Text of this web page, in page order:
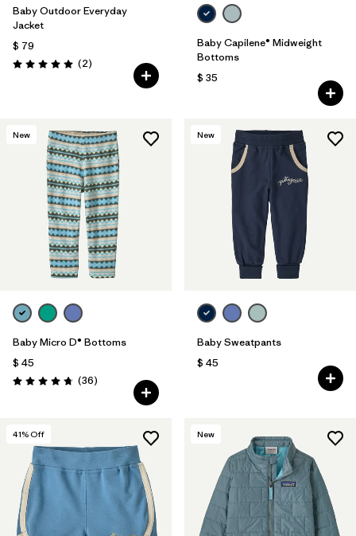
Baby Outdoor Everyday
Jacket
$ 79
Valoración: 5.0 / 5
(2Comentarios
)
Baby Capilene® Midweight
Bottoms
$ 35
New
Baby Micro D® Bottoms
$ 45
Valoración: 4.8 / 5
(36Comentarios
)
New
Baby Sweatpants
$ 45
41% Off New